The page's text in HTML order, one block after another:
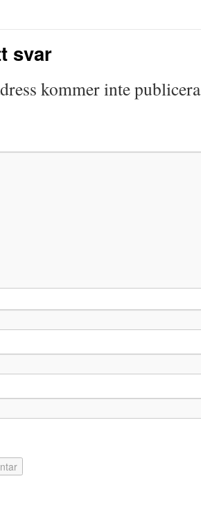
svar
kommer inte